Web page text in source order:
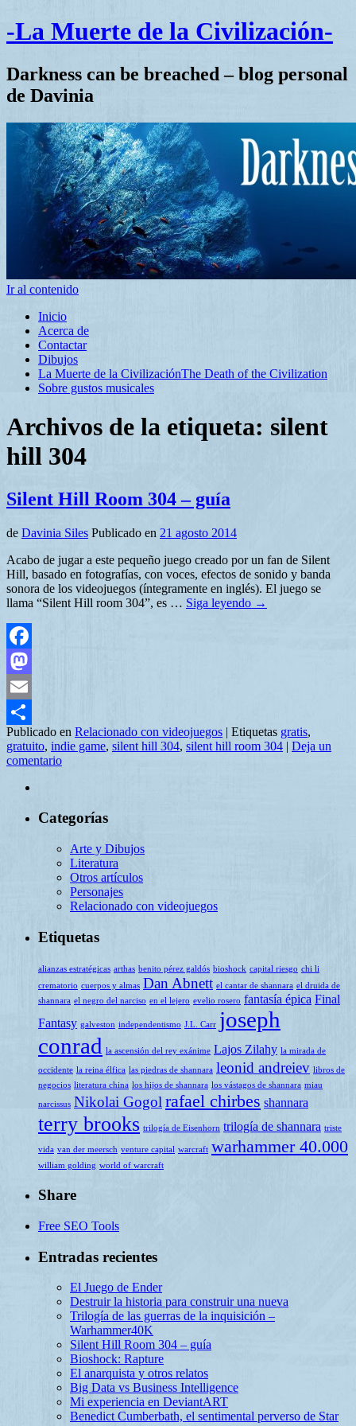
-La Muerte de la Civilización-
Darkness can be breached – blog personal
de Davinia
Ir al contenido
Inicio
Acerca de
Contactar
Dibujos
La Muerte de la CivilizaciónThe Death of the Civilization
Sobre gustos musicales
Archivos de la etiqueta: silent
hill 304
Silent Hill Room 304 – guía
de Davinia Siles Publicado en 21 agosto 2014
Acabo de jugar a este pequeño juego creado por un fan de Silent
Hill, basado en fotografías, con voces, efectos de sonido y banda
sonora de los videojuegos (íntegramente en inglés). El juego se
llama “Silent Hill room 304”, es … Siga leyendo →
Facebook
Mastodon
Email
Compartir
Publicado en Relacionado con videojuegos | Etiquetas gratis,
gratuito, indie game, silent hill 304, silent hill room 304 | Deja un
comentario
Categorías
Arte y Dibujos
Literatura
Otros artículos
Personajes
Relacionado con videojuegos
Etiquetas
alianzas estratégicas arthas benito pérez galdós bioshock capital riesgo chi li
crematorio cuerpos y almas Dan Abnett el cantar de shannara el druida de
shannara el negro del narciso en el lejero evelio rosero fantasía épica Final
Fantasy galveston independentismo J.L. Carr joseph
conrad la ascensión del rey exánime Lajos Zilahy la mirada de
occidente la reina élfica las piedras de shannara leonid andreiev libros de
negocios literatura china los hijos de shannara los vástagos de shannara miau
narcissus Nikolai Gogolrafael chirbes shannara
terry brooks trilogía de Eisenhorn trilogía de shannara triste
vida van der meersch venture capital warcraft warhammer 40.000
william golding world of warcraft
Share
Free SEO Tools
Entradas recientes
El Juego de Ender
Destruir la historia para construir una nueva
Trilogía de las guerras de la inquisición –
Warhammer40K
Silent Hill Room 304 – guía
Bioshock: Rapture
El anarquista y otros relatos
Big Data vs Business Intelligence
Mi experiencia en DeviantART
Benedict Cumberbath, el sentimental perverso de Star